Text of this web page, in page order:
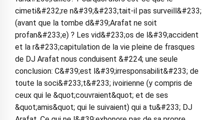
cimeti&#232;re n&#39;&#233;tait-il pas surveill&#233;
(avant que la tombe d&#39;Arafat ne soit
profan&#233;e) ? Les vid&#233;os de l&#39;accident
et la r&#233;capitulation de la vie pleine de frasques
de DJ Arafat nous conduisent &#224; une seule
conclusion: C&#39;est l&#39;irresponsabilit&#233; de
toute la soci&#233;t&#233; ivoirienne (y compris de
ceux qui le &quot;couvraient&quot; et de ses
&quot;amis&quot; qui le suivaient) qui a tu&#233; DJ